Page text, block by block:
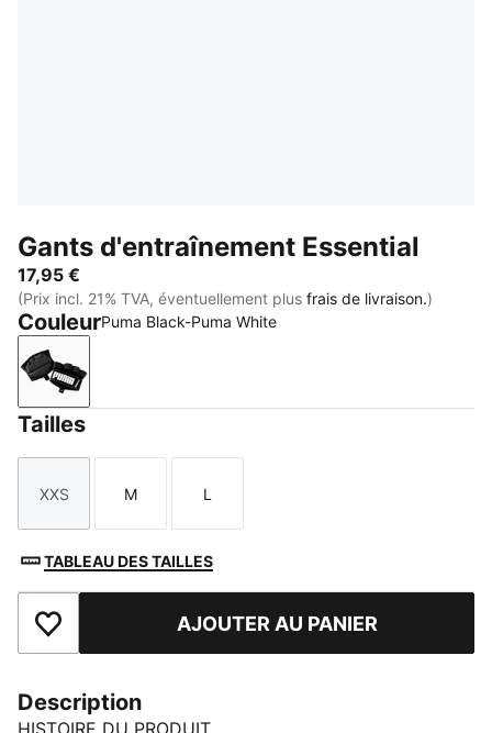
Gants d'entraînement Essential
17,95 €
(Prix incl. 21% TVA, éventuellement plus frais de livraison.)
CouleurPuma Black-Puma White
Puma Black-Puma White
Tailles
Taille
XXS
Taille
M
Taille
L
TABLEAU DES TAILLES
Ajouter aux favorisAJOUTER AU PANIER
Description
HISTOIRE DU PRODUIT